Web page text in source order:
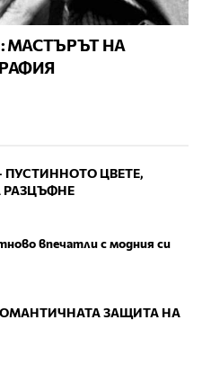
МАСТЪРЪТ НА
ПУСТИННОТО ЦВЕТЕ,
РАЗЦЪФНЕ
впечатли с модния си
ЗАЩИТА НА